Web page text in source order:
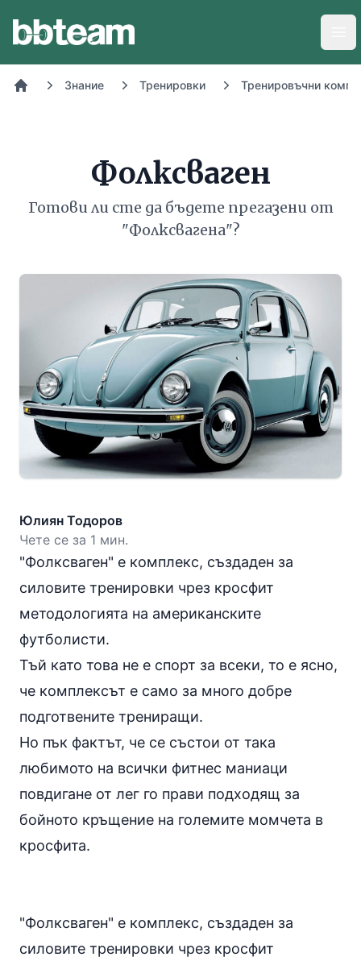
Знание Тренировки Тренировъчни
Фолксваген
Готови ли сте да бъдете прегазени от
"Фолксвагена"?
Юлиян Тодоров
Чете се за 1 мин.
"Фолксваген" е комплекс, създаден за
силовите тренировки чрез кросфит
методологията на американските
футболисти.
Тъй като това не е спорт за всеки, то е ясно,
че комплексът е само за много добре
подготвените трениращи.
Но пък фактът, че се състои от така
любимото на всички фитнес маниаци
повдигане от лег го прави подходящ за
бойното кръщение на големите момчета в
кросфита.
"Фолксваген" е комплекс, създаден за
силовите тренировки чрез кросфит